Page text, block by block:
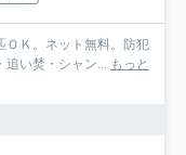
ＯＫ。ネット無料。防犯
追い焚・シャン... もっと